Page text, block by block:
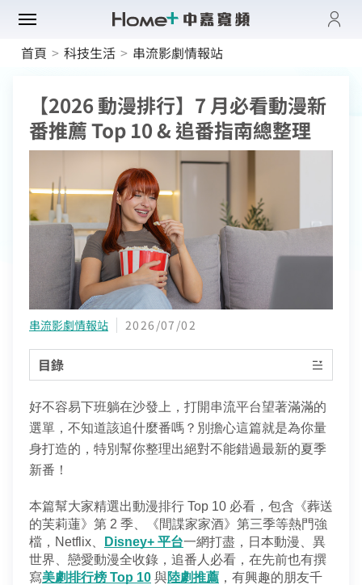
速翻倍
年短約
約申請
值服務
正萬華限定
橋土城限定
纖限時優惠
方案
慧生活方案
流自由配
創！計量光纖
系列方案
路品質
速測試
動看DAZN
門付費頻道
視節目表
趣tv免費看
登入
電子發票查詢
進度查詢
【2026 動漫排行】7 月必看動漫新
番推薦 Top 10 & 追番指南總整理
串流影劇情報站 2026/07/02
目錄
好不容易下班躺在沙發上，打開串流平台望著滿滿的
選單，不知道該追什麼番嗎？別擔心這篇就是為你量
身打造的，特別幫你整理出絕對不能錯過最新的夏季
新番！
本篇幫大家精選出動漫排行 Top 10 必看，包含《葬送
的芙莉蓮》第 2 季、《間諜家家酒》第三季等熱門強
檔，Netflix、
Disney+ 平台一網打盡，日本動漫、異
世界、戀愛動漫全收錄，追番人必看，在先前也有撰
寫美劇排行榜 Top 10 與陸劇推薦 ，有興趣的朋友千
首頁 > 科技生活 > 串流影劇情報站